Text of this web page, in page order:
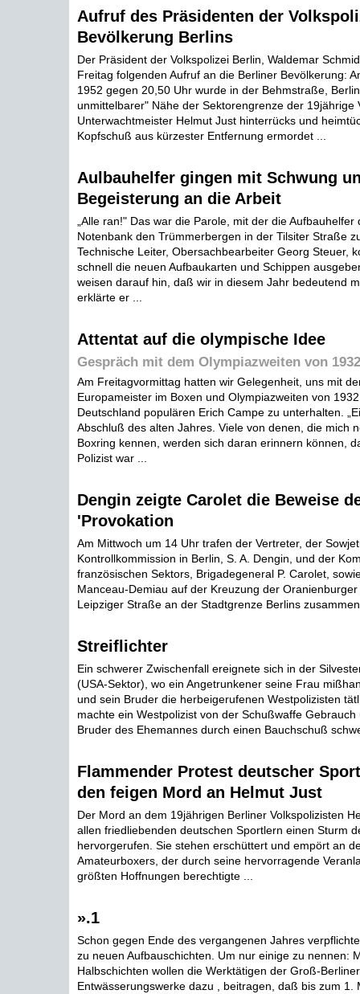
Aufruf des Präsidenten der
Bevölkerung Berlins
Der Präsident der Volkspolizei Berlin, Waldemar
Freitag folgenden Aufruf an die Berliner Bevölkerung:
1952 gegen 20,50 Uhr wurde in der Behmstraße,
unmittelbarer" Nähe der Sektorengrenze der 19jährige
Unterwachtmeister Helmut Just hinterrücks und
Kopfschuß aus kürzester Entfernung ermordet ...
Aulbauhelfer gingen mit Schwung
Begeisterung an die Arbeit
„Alle ran!" Das war die Parole, mit der die Aufbauhelfer
Notenbank den Trümmerbergen in der Tilsiter Straße
Technische Leiter, Obersachbearbeiter Georg Steuer,
schnell die neuen Aufbaukarten und Schippen
weisen darauf hin, daß wir in diesem Jahr bedeutend
erklärte er ...
Attentat auf die olympische Idee
Gespräch mit dem Olympiazweiten von
Am Freitagvormittag hatten wir Gelegenheit, uns mit
Europameister im Boxen und Olympiazweiten von
Deutschland populären Erich Campe zu unterhalten.
Abschluß des alten Jahres. Viele von denen, die mich
Boxring kennen, werden sich daran erinnern können,
Polizist war ...
Dengin zeigte Carolet die Beweise
'Provokation
Am Mittwoch um 14 Uhr trafen der Vertreter, der
Kontrollkommission in Berlin, S. A. Dengin, und der
französischen Sektors, Brigadegeneral P. Carolet,
Manceau-Demiau auf der Kreuzung der
Leipziger Straße an der Stadtgrenze Berlins
Streiflichter
Ein schwerer Zwischenfall ereignete sich in der
(USA-Sektor), wo ein Angetrunkener seine Frau
und sein Bruder die herbeigerufenen Westpolizisten
machte ein Westpolizist von der Schußwaffe
Bruder des Ehemannes durch einen Bauchschuß
Flammender Protest deutscher
den feigen Mord an Helmut Just
Der Mord an dem 19jährigen Berliner Volkspolizisten
allen friedliebenden deutschen Sportlern einen Sturm
hervorgerufen. Sie stehen erschüttert und empört an
Amateurboxers, der durch seine hervorragende
größten Hoffnungen berechtigte ...
».1
Schon gegen Ende des vergangenen Jahres
zu neuen Aufbauschichten. Um nur einige zu nennen:
Halbschichten wollen die Werktätigen der Groß-
Entwässerungswerke dazu , beitragen, daß bis zum 1.